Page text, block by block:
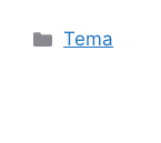
Categorias
Tema